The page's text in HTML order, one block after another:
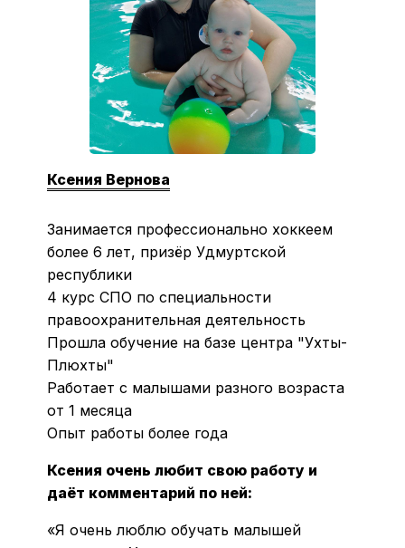
Ксения Вернова
Занимается профессионально хоккеем
более 6 лет, призёр Удмуртской
республики
4 курс СПО по специальности
правоохранительная деятельность
Прошла обучение на базе центра "Ухты-
Плюхты"
Работает с малышами разного возраста
от 1 месяца
Опыт работы более года
Ксения очень любит свою работу и
даёт комментарий по ней:
«Я очень люблю обучать малышей